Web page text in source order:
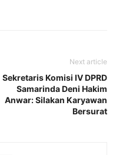
Next article
Sekretaris Komisi IV DPRD
Samarinda Deni Hakim
Anwar: Silakan Karyawan
Bersurat